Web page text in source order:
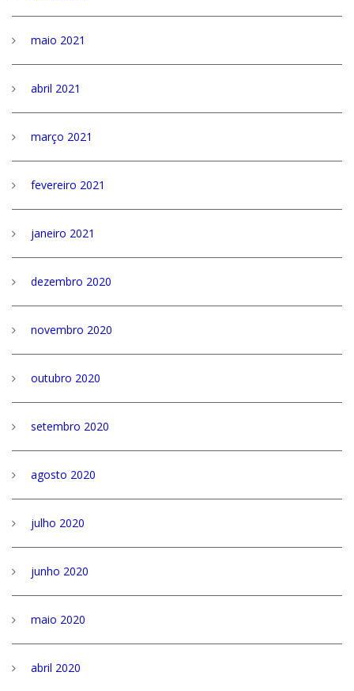
maio 2021
abril 2021
março 2021
fevereiro 2021
janeiro 2021
dezembro 2020
novembro 2020
outubro 2020
setembro 2020
agosto 2020
julho 2020
junho 2020
maio 2020
abril 2020